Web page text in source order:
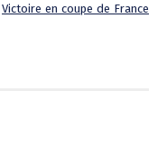
Victoire en coupe de France